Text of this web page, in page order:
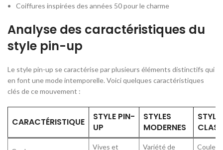
Coiffures inspirées des années 50 pour le charme
Analyse des caractéristiques du
style pin-up
Le style pin-up se caractérise par plusieurs éléments distinctifs qui
en font une mode intemporelle. Voici quelques caractéristiques
clés de ce mouvement :
CARACTÉRISTIQUE
STYLE PIN-
UP
STYLES
MODERNES
Vives et Variété de